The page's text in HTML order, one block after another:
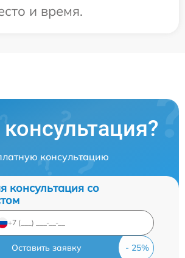
и время.
консультацию
консультация со
Оставить заявку